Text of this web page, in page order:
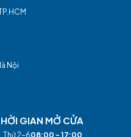
Nội
GIAN MỞ CỬA
Thứ 2-608:00 - 17:00